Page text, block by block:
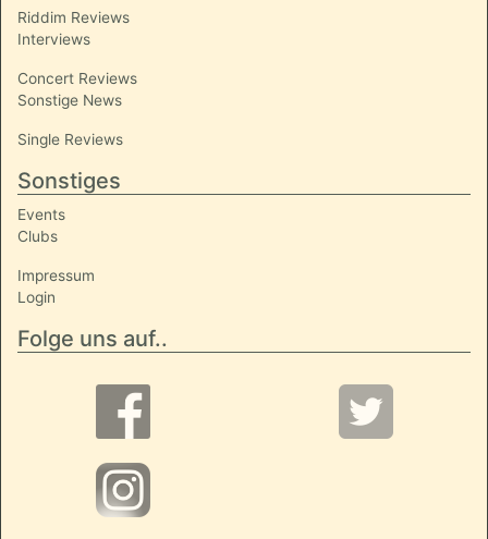
Riddim Reviews
Interviews
Concert Reviews
Sonstige News
Single Reviews
Sonstiges
Events
Clubs
Impressum
Login
Folge uns auf..